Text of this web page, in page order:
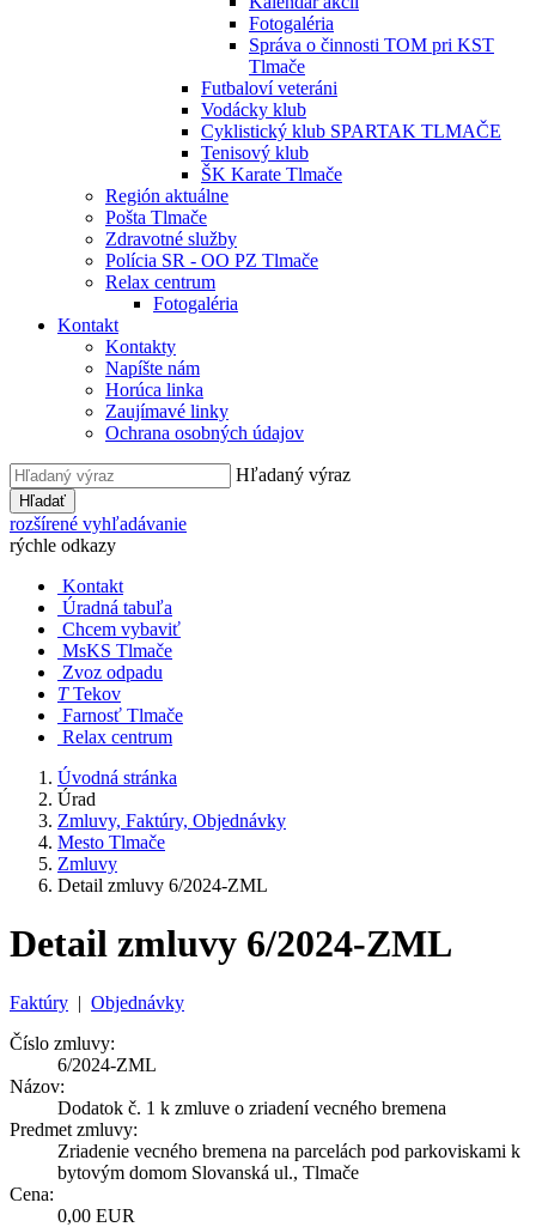
Fotogaléria
Správa o činnosti TOM pri KST
Tlmače
Futbaloví veteráni
Vodácky klub
Cyklistický klub SPARTAK TLMAČE
Tenisový klub
ŠK Karate Tlmače
Región aktuálne
Pošta Tlmače
Zdravotné služby
Polícia SR - OO PZ Tlmače
Relax centrum
Fotogaléria
Kontakt
Kontakty
Napíšte nám
Horúca linka
Zaujímavé linky
Ochrana osobných údajov
Hľadaný výraz
Hľadať
rozšírené vyhľadávanie
rýchle odkazy
Kontakt
Úradná tabuľa
Chcem vybaviť
MsKS Tlmače
Zvoz odpadu
T Tekov
Farnosť Tlmače
Relax centrum
Úvodná stránka
Úrad
Zmluvy, Faktúry, Objednávky
Mesto Tlmače
Zmluvy
Detail zmluvy 6/2024-ZML
Detail zmluvy 6/2024-ZML
Faktúry | Objednávky
Číslo zmluvy:
6/2024-ZML
Názov:
Dodatok č. 1 k zmluve o zriadení vecného bremena
Predmet zmluvy:
Zriadenie vecného bremena na parcelách pod parkoviskami k
bytovým domom Slovanská ul., Tlmače
Cena:
0,00 EUR